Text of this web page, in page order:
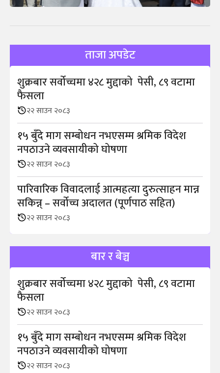
ताजा अपडेट
शुक्रबार सर्वोच्चमा ४२८ मुद्दाको पेसी, ८९ वटामा
फैसला
२२ साउन २०८३
१५ बुँदे माग सम्बोधन नभएसम्म श्रमिक विदेश
नपठाउने व्यवसायीको घोषणा
२२ साउन २०८३
पारिवारिक विवादलाई आत्महत्या दुरुत्साहन मान्न
सकिन्न् – सर्वोच्च अदालत (पूर्णपाठ सहित)
२२ साउन २०८३
बार र बेञ्च
शुक्रबार सर्वोच्चमा ४२८ मुद्दाको पेसी, ८९ वटामा
फैसला
२२ साउन २०८३
१५ बुँदे माग सम्बोधन नभएसम्म श्रमिक विदेश
नपठाउने व्यवसायीको घोषणा
२२ साउन २०८३